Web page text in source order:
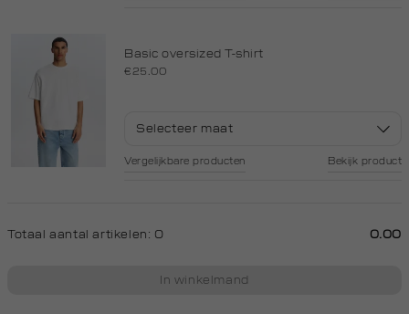
Basic oversized T-shirt
€25.00
Selecteer maat
Vergelijkbare producten Bekijk product
Totaal aantal artikelen: 0 0.00
In winkelmand